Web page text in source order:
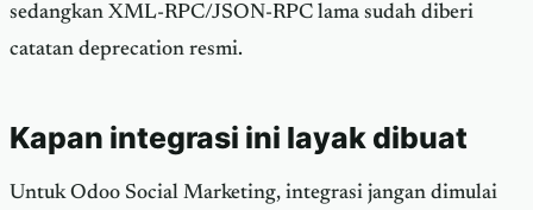
sedangkan XML-RPC/JSON-RPC lama sudah diberi
catatan deprecation resmi.
Kapan integrasi ini layak dibuat
Untuk Odoo Social Marketing, integrasi jangan dimulai